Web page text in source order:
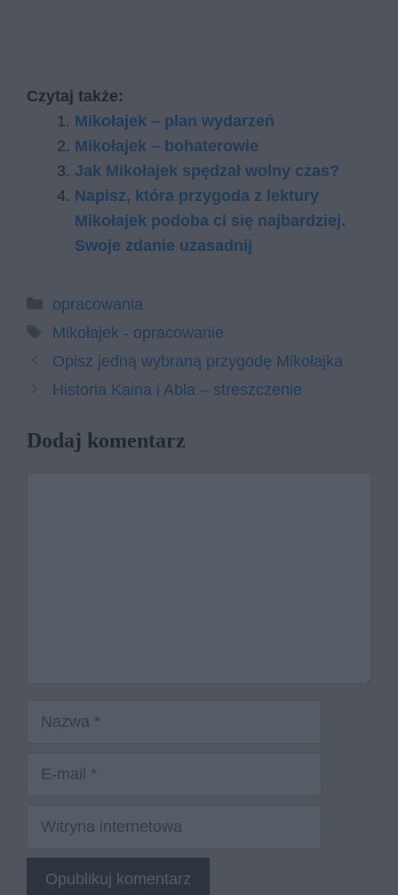
Czytaj także:
Mikołajek – plan wydarzeń
Mikołajek – bohaterowie
Jak Mikołajek spędzał wolny czas?
Napisz, która przygoda z lektury
Mikołajek podoba ci się najbardziej.
Swoje zdanie uzasadnij
Kategorie
opracowania
Tagi
Mikołajek - opracowanie
Opisz jedną wybraną przygodę Mikołajka
Historia Kaina i Abla – streszczenie
Dodaj komentarz
Witryna
internetowa